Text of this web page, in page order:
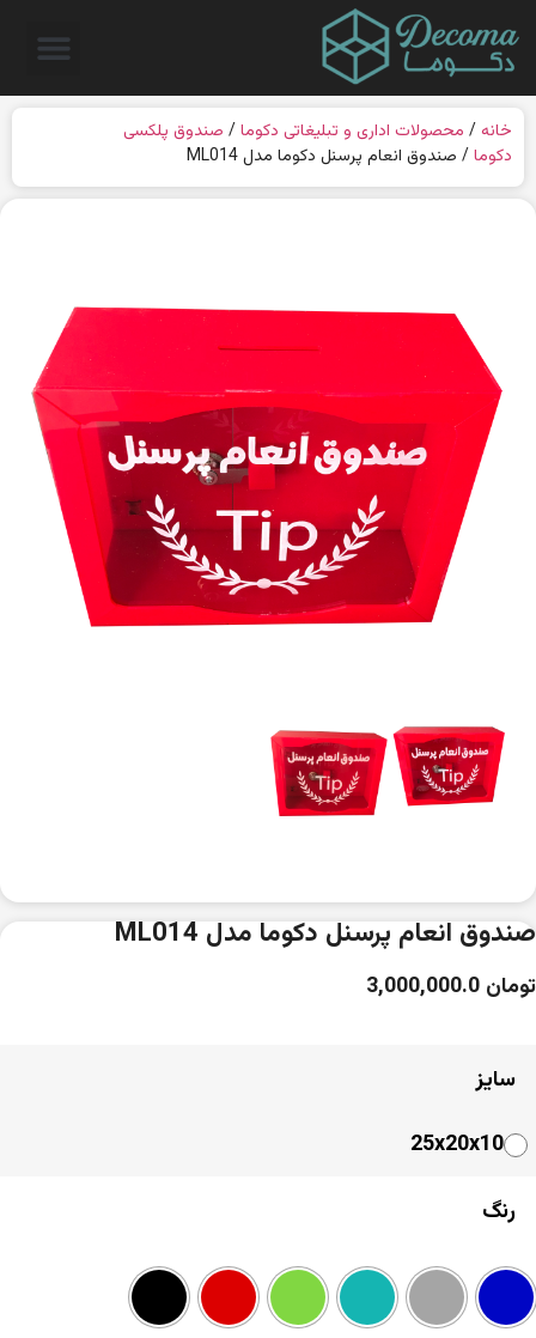
خانه / محصولات اداری و تبلیغاتی دکوما/ صندوق پلکسی
دکوما/ صندوق انعام پرسنل دکوما مدل ML014
صندوق انعام پرسنل دکوما مدل ML014
تومان
سایز
25x20x10
رنگ